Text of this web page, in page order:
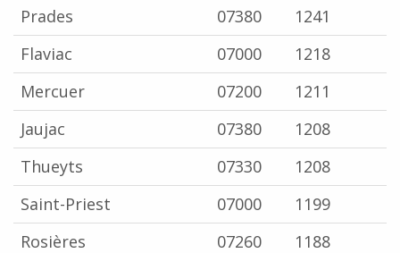
Prades
07380
1241
Flaviac
07000
1218
Mercuer
07200
1211
Jaujac
07380
1208
Thueyts
07330
1208
Saint-Priest
07000
1199
Rosières
07260
1188